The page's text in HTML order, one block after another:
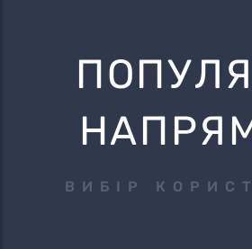
ВИБІР